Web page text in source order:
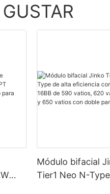
Módulo bifacial
Tier1 Neo N-